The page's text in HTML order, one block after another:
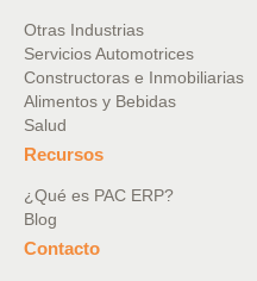
Otras Industrias
Servicios Automotrices
Constructoras e Inmobiliarias
Alimentos y Bebidas
Salud
Recursos
¿Qué es PAC ERP?
Blog
Contacto